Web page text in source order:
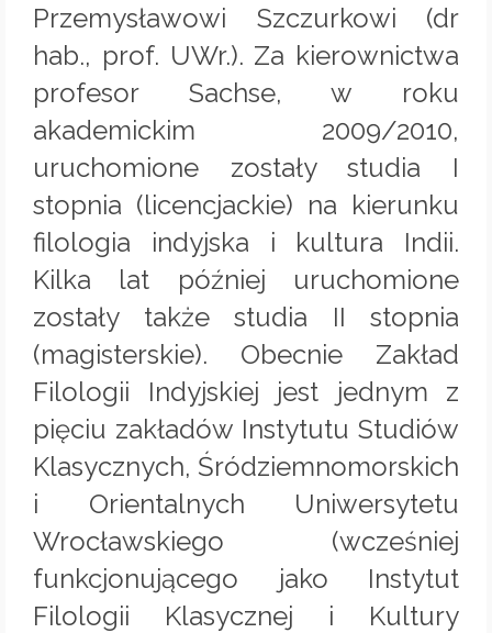
Przemysławowi Szczurkowi (dr
hab., prof. UWr.). Za kierownictwa
profesor Sachse, w roku
akademickim 2009/2010,
uruchomione zostały studia I
stopnia (licencjackie) na kierunku
filologia indyjska i kultura Indii.
Kilka lat później uruchomione
zostały także studia II stopnia
(magisterskie). Obecnie Zakład
Filologii Indyjskiej jest jednym z
pięciu zakładów Instytutu Studiów
Klasycznych, Śródziemnomorskich
i Orientalnych Uniwersytetu
Wrocławskiego (wcześniej
funkcjonującego jako Instytut
Filologii Klasycznej i Kultury